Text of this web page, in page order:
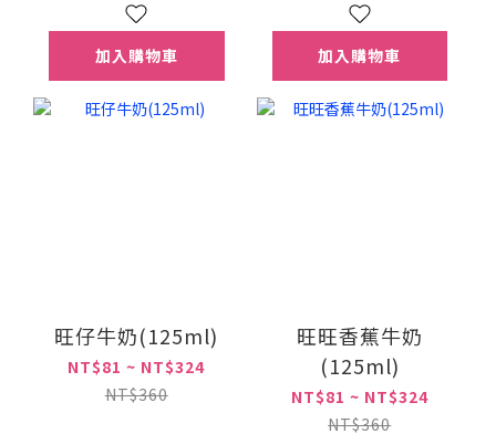
加入購物車 加入購物車
旺仔牛奶(125ml)
NT$81 ~ NT$324
NT$360
旺旺香蕉牛奶
(125ml)
NT$81 ~ NT$324
NT$360